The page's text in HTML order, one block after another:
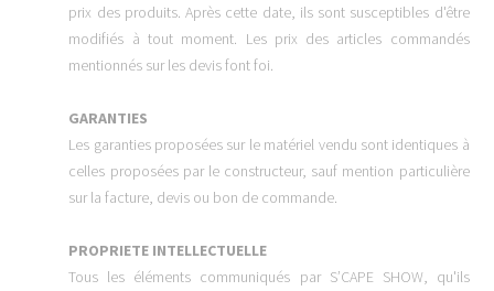
prix des produits. Après cette date, ils sont susceptibles d'être
modifiés à tout moment. Les prix des articles commandés
mentionnés sur les devis font foi.
GARANTIES
Les garanties proposées sur le matériel vendu sont identiques à
celles proposées par le constructeur, sauf mention particulière
sur la facture, devis ou bon de commande.
PROPRIETE INTELLECTUELLE
Tous les éléments communiqués par S’CAPE SHOW, qu'ils